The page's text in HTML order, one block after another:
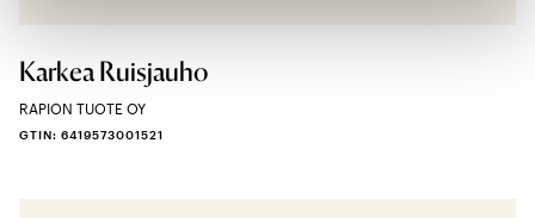
Karkea Ruisjauho
RAPION TUOTE OY
GTIN: 6419573001521